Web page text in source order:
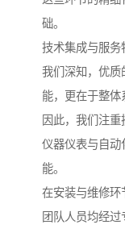
础。
技术集成与服务
我们深知，优质
能，更在于整体
因此，我们注重
仪器仪表与自动
能。
在安装与维修环
团队人员均经